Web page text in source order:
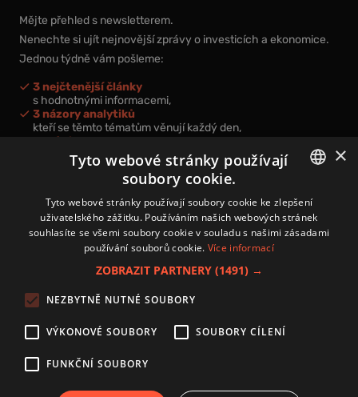
Mějte přehled s newsletterem.
Nenechte si ujít nejnovější zprávy o investicích a ekonomice.
Jednou týdně vám pošleme:
3 nejčtenější články
s hodnotnými informacemi,
3 názory analytiků
kteří se těmto tématům věnují každý den,
nová videa a podcasty
k prohloubení vašich znalostí.
Přihlášením k newsletteru vyjadřujete svůj souhlas spodmínkami
zpracování osobních údajů.
Zásady používání souborů cookies
Autoři
Nastavení cookies
CZECH
×
Tyto webové stránky používají
soubory cookie.
Tyto webové stránky používají soubory cookie ke zlepšení
uživatelského zážitku. Používáním našich webových stránek
souhlasíte se všemi soubory cookie v souladu s našimi zásadami
používání souborů cookie. Více informací
ZOBRAZIT PARTNERY (1491) →
NEZBYTNĚ NUTNÉ SOUBORY
VÝKONOVÉ SOUBORY SOUBORY CÍLENÍ
FUNKČNÍ SOUBORY